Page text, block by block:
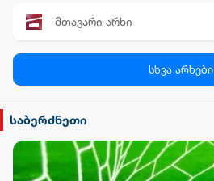
მთავარი არხი
სილქ უნივერსალი
TV პირველი
სხვა არხები
საბერძნეთი